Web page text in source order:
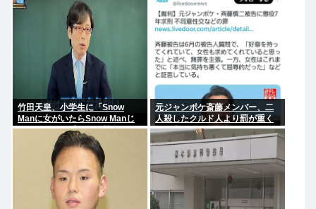
さんだけ言われるの？」 さい！」ケンモ、行くぞ
竹田天皇、小学生に「Snow
Manに女がいたらSnow Manじ
ゃない」で男系天皇を熱弁www
元ジャンポケ斎藤メンバー、二
人殺したクルド人より罰が重く
て炎上www